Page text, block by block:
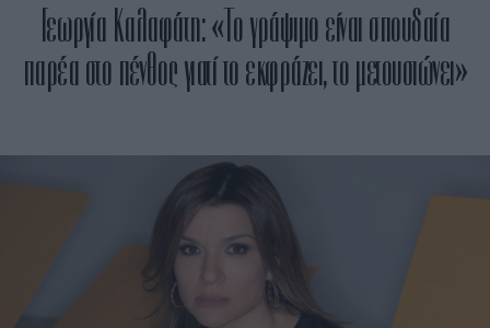
Γεωργία Καλαφάτη: «Το γράψιμο είναι σπουδαία
παρέα στο πένθος γιατί το εκφράζει, το μετουσιώνει»